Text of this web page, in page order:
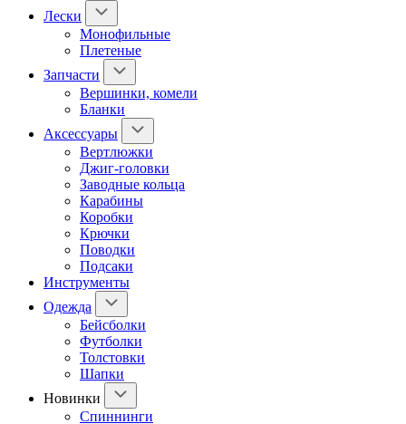
Лески
Монофильные
Плетеные
Запчасти
Вершинки, комели
Бланки
Аксессуары
Вертлюжки
Джиг-головки
Заводные кольца
Карабины
Коробки
Крючки
Поводки
Подсаки
Инструменты
Одежда
Бейсболки
Футболки
Толстовки
Шапки
Новинки
Спиннинги